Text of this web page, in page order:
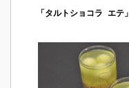
「タルトショコラ エテ」